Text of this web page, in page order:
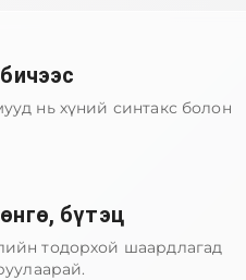
нь хүний ​​синтакс болон
бүтэц
тодорхой шаардлагад